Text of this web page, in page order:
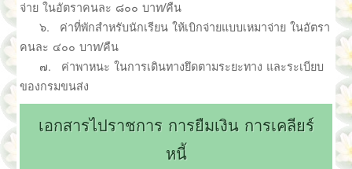
จ่าย ในอัตราคนละ ๘๐๐ บาท/คืน
๖. ค่าที่พักสำหรับนักเรียน ให้เบิกจ่ายแบบเหมาจ่าย ในอัตรา
คนละ ๔๐๐ บาท/คืน
๗. ค่าพาหนะ ในการเดินทางยึดตามระยะทาง และระเบียบ
ของกรมขนส่ง
เอกสารไปราชการ การยืมเงิน การเคลียร์
หนี้